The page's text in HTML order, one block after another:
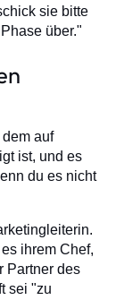
sie bitte
über."
auf
ist, und es
du es nicht
ihrem Chef,
Partner des
sei "zu